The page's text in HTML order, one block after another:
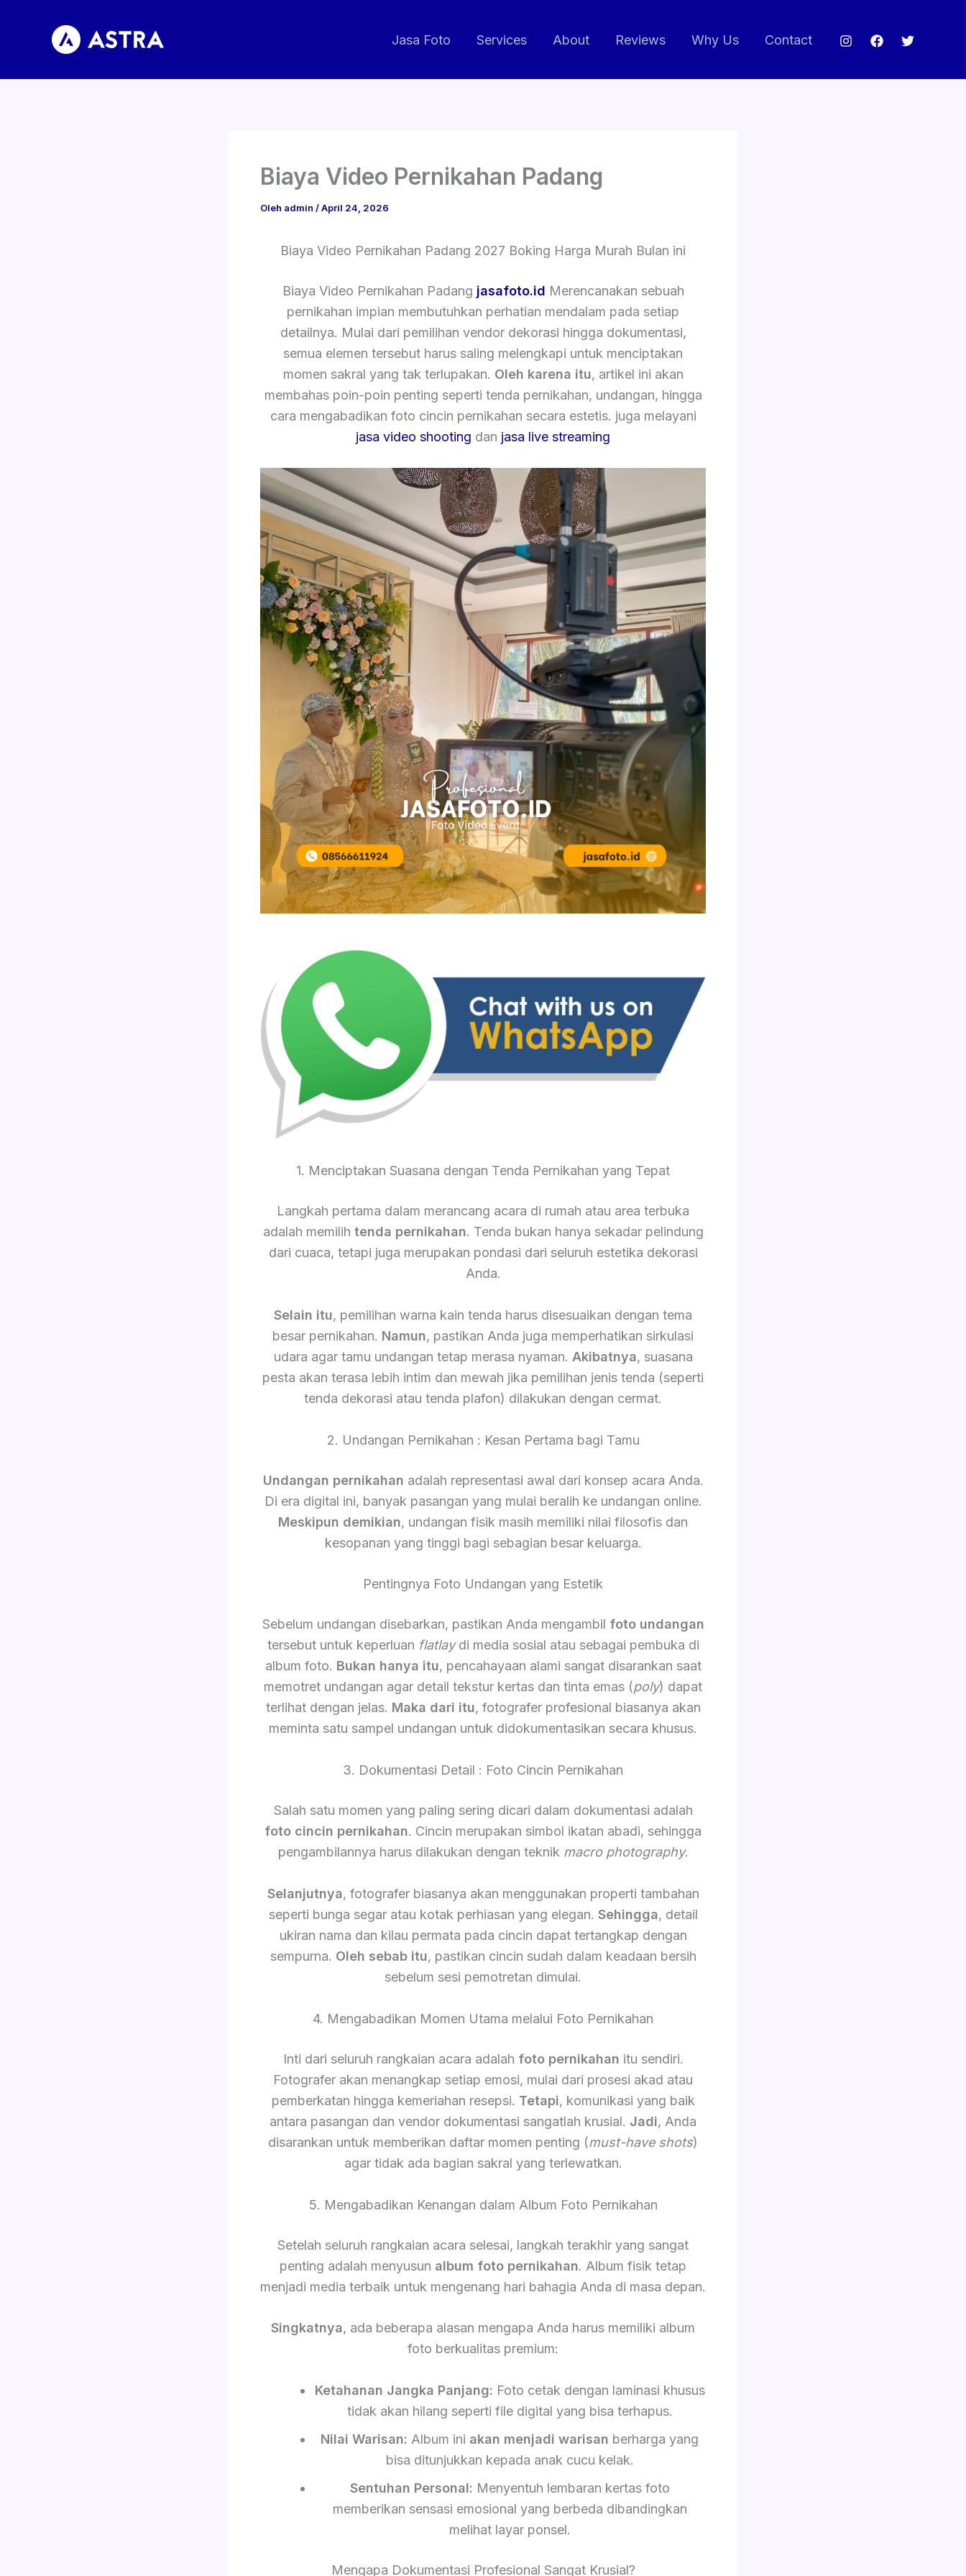
Jasa Foto Services About Reviews Why Us Contact
Biaya Video Pernikahan Padang
Oleh admin /April 24, 2026
Biaya Video Pernikahan Padang 2027 Boking Harga Murah Bulan ini
Biaya Video Pernikahan Padang jasafoto.id Merencanakan sebuah
pernikahan impian membutuhkan perhatian mendalam pada setiap
detailnya. Mulai dari pemilihan vendor dekorasi hingga dokumentasi,
semua elemen tersebut harus saling melengkapi untuk menciptakan
momen sakral yang tak terlupakan. Oleh karena itu, artikel ini akan
membahas poin-poin penting seperti tenda pernikahan, undangan, hingga
cara mengabadikan foto cincin pernikahan secara estetis. juga melayani
jasa video shooting dan jasa live streaming
1. Menciptakan Suasana dengan Tenda Pernikahan yang Tepat
Langkah pertama dalam merancang acara di rumah atau area terbuka
adalah memilih tenda pernikahan. Tenda bukan hanya sekadar pelindung
dari cuaca, tetapi juga merupakan pondasi dari seluruh estetika dekorasi
Anda.
Selain itu, pemilihan warna kain tenda harus disesuaikan dengan tema
besar pernikahan. Namun, pastikan Anda juga memperhatikan sirkulasi
udara agar tamu undangan tetap merasa nyaman. Akibatnya, suasana
pesta akan terasa lebih intim dan mewah jika pemilihan jenis tenda (seperti
tenda dekorasi atau tenda plafon) dilakukan dengan cermat.
2. Undangan Pernikahan : Kesan Pertama bagi Tamu
Undangan pernikahan adalah representasi awal dari konsep acara Anda.
Di era digital ini, banyak pasangan yang mulai beralih ke undangan online.
Meskipun demikian, undangan fisik masih memiliki nilai filosofis dan
kesopanan yang tinggi bagi sebagian besar keluarga.
Pentingnya Foto Undangan yang Estetik
Sebelum undangan disebarkan, pastikan Anda mengambil foto undangan
tersebut untuk keperluan flatlaydi media sosial atau sebagai pembuka di
album foto. Bukan hanya itu, pencahayaan alami sangat disarankan saat
memotret undangan agar detail tekstur kertas dan tinta emas (poly) dapat
terlihat dengan jelas. Maka dari itu, fotografer profesional biasanya akan
meminta satu sampel undangan untuk didokumentasikan secara khusus.
3. Dokumentasi Detail : Foto Cincin Pernikahan
Salah satu momen yang paling sering dicari dalam dokumentasi adalah
foto cincin pernikahan. Cincin merupakan simbol ikatan abadi, sehingga
pengambilannya harus dilakukan dengan teknik macro photography.
Selanjutnya, fotografer biasanya akan menggunakan properti tambahan
seperti bunga segar atau kotak perhiasan yang elegan. Sehingga, detail
ukiran nama dan kilau permata pada cincin dapat tertangkap dengan
sempurna. Oleh sebab itu, pastikan cincin sudah dalam keadaan bersih
sebelum sesi pemotretan dimulai.
4. Mengabadikan Momen Utama melalui Foto Pernikahan
Inti dari seluruh rangkaian acara adalah foto pernikahan itu sendiri.
Fotografer akan menangkap setiap emosi, mulai dari prosesi akad atau
pemberkatan hingga kemeriahan resepsi. Tetapi, komunikasi yang baik
antara pasangan dan vendor dokumentasi sangatlah krusial. Jadi, Anda
disarankan untuk memberikan daftar momen penting (must-have shots)
agar tidak ada bagian sakral yang terlewatkan.
5. Mengabadikan Kenangan dalam Album Foto Pernikahan
Setelah seluruh rangkaian acara selesai, langkah terakhir yang sangat
penting adalah menyusun album foto pernikahan. Album fisik tetap
menjadi media terbaik untuk mengenang hari bahagia Anda di masa depan.
Singkatnya, ada beberapa alasan mengapa Anda harus memiliki album
foto berkualitas premium:
Ketahanan Jangka Panjang: Foto cetak dengan laminasi khusus
tidak akan hilang seperti file digital yang bisa terhapus.
Nilai Warisan: Album ini akan menjadi warisan berharga yang
bisa ditunjukkan kepada anak cucu kelak.
Sentuhan Personal: Menyentuh lembaran kertas foto
memberikan sensasi emosional yang berbeda dibandingkan
melihat layar ponsel.
Mengapa Dokumentasi Profesional Sangat Krusial?